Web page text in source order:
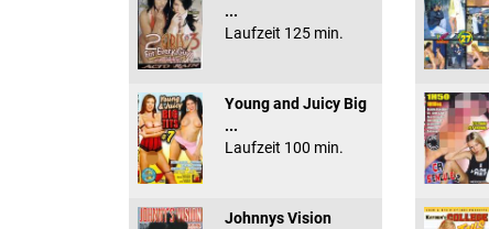
...
Laufzeit 125 min.
Young and Juicy Big
...
Laufzeit 100 min.
Johnnys Vision